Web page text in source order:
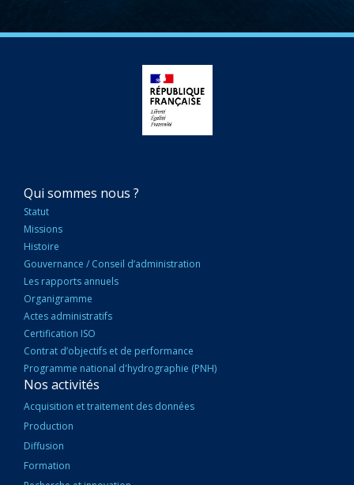
NAVIGATION
PRINCIPALE
Qui sommes nous ?
Statut
Missions
Histoire
Gouvernance / Conseil d’administration
Les rapports annuels
Organigramme
Actes administratifs
Certification ISO
Contrat d’objectifs et de performance
Programme national d'hydrographie (PNH)
Nos activités
Acquisition et traitement des données
Production
Diffusion
Formation